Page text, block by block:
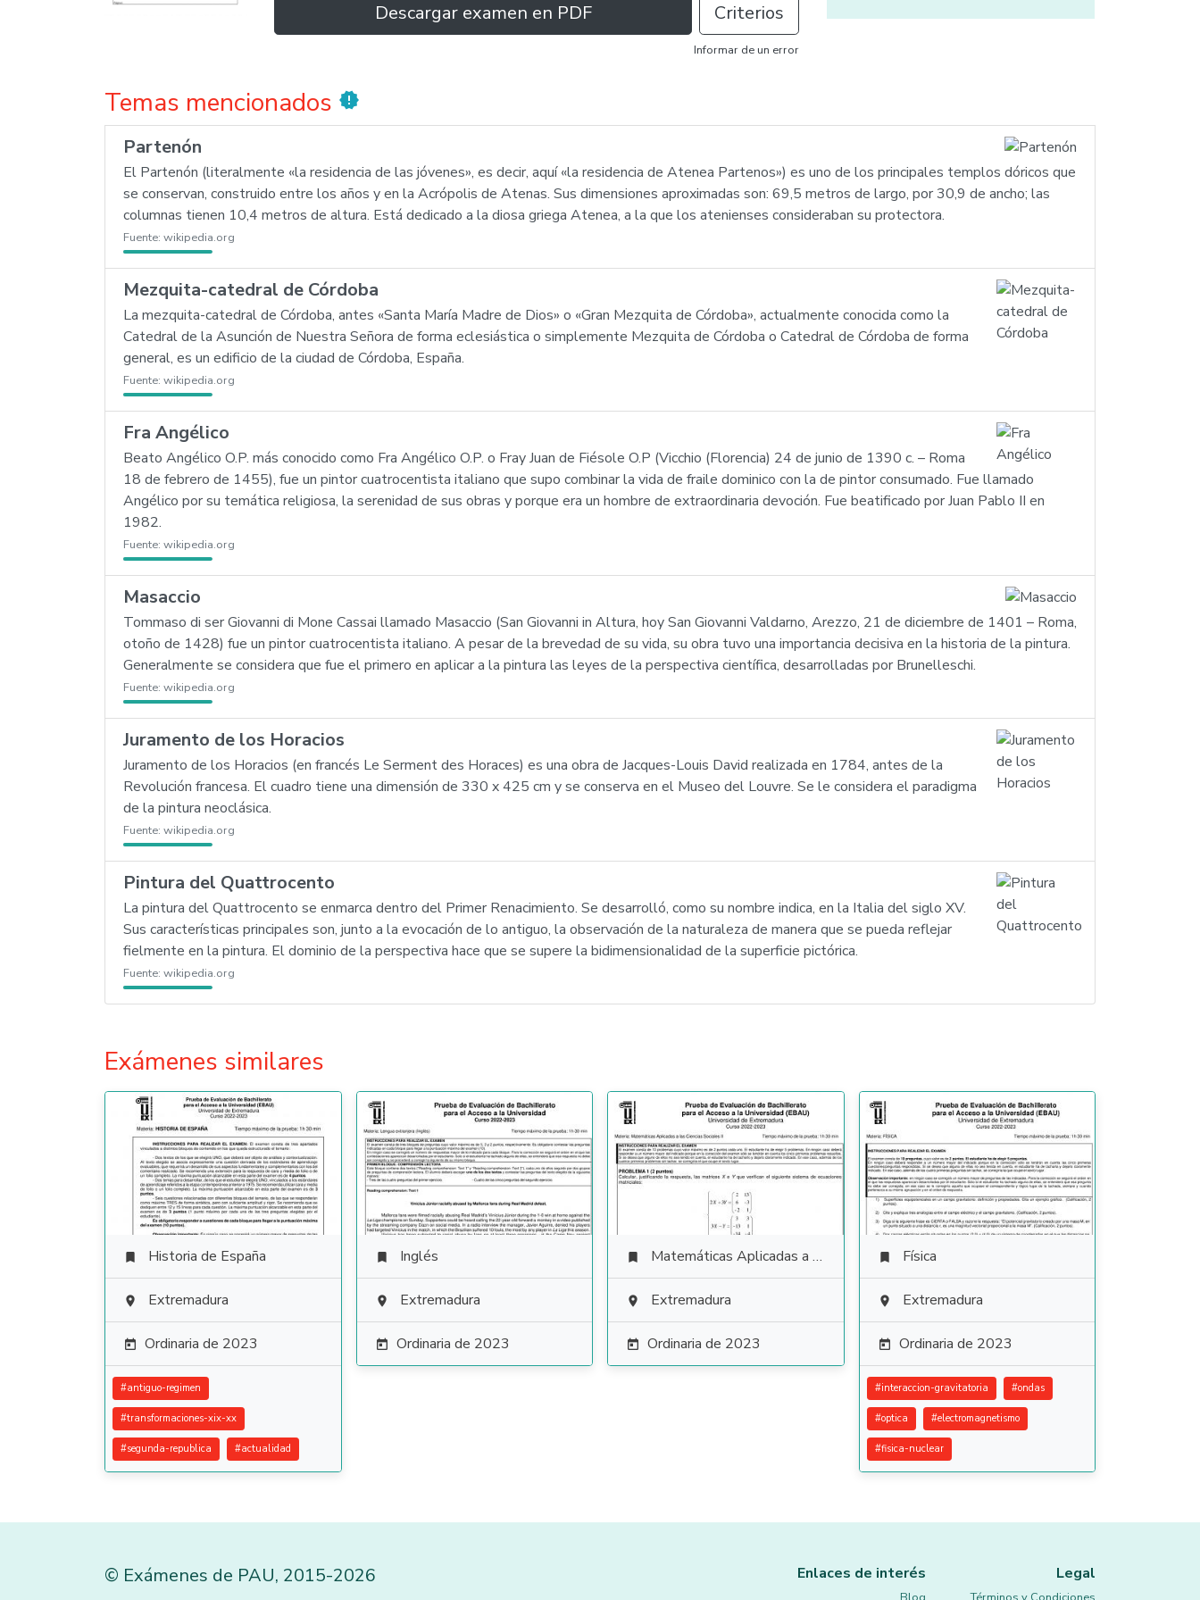
Descargar examen en PDF Criterios
Informar de un error
Temas mencionados new_releases
Partenón
El Partenón (literalmente «la residencia de las jóvenes», es decir, aquí «la residencia de Atenea Partenos») es uno de los principales templos dóricos que
se conservan, construido entre los años y en la Acrópolis de Atenas. Sus dimensiones aproximadas son: 69,5 metros de largo, por 30,9 de ancho; las
columnas tienen 10,4 metros de altura. Está dedicado a la diosa griega Atenea, a la que los atenienses consideraban su protectora.
Fuente: wikipedia.org
Mezquita-catedral de Córdoba
La mezquita-catedral de Córdoba, antes «Santa María Madre de Dios» o «Gran Mezquita de Córdoba», actualmente conocida como la
Catedral de la Asunción de Nuestra Señora de forma eclesiástica o simplemente Mezquita de Córdoba o Catedral de Córdoba de forma
general, es un edificio de la ciudad de Córdoba, España.
Fuente: wikipedia.org
Fra Angélico
Beato Angélico O.P. más conocido como Fra Angélico O.P. o Fray Juan de Fiésole O.P (Vicchio (Florencia) 24 de junio de 1390 c. – Roma
18 de febrero de 1455), fue un pintor cuatrocentista italiano que supo combinar la vida de fraile dominico con la de pintor consumado. Fue llamado
Angélico por su temática religiosa, la serenidad de sus obras y porque era un hombre de extraordinaria devoción. Fue beatificado por Juan Pablo II en
1982.
Fuente: wikipedia.org
Masaccio
Tommaso di ser Giovanni di Mone Cassai llamado Masaccio (San Giovanni in Altura, hoy San Giovanni Valdarno, Arezzo, 21 de diciembre de 1401 – Roma,
otoño de 1428) fue un pintor cuatrocentista italiano. A pesar de la brevedad de su vida, su obra tuvo una importancia decisiva en la historia de la pintura.
Generalmente se considera que fue el primero en aplicar a la pintura las leyes de la perspectiva científica, desarrolladas por Brunelleschi.
Fuente: wikipedia.org
Juramento de los Horacios
Juramento de los Horacios (en francés Le Serment des Horaces) es una obra de Jacques-Louis David realizada en 1784, antes de la
Revolución francesa. El cuadro tiene una dimensión de 330 x 425 cm y se conserva en el Museo del Louvre. Se le considera el paradigma
de la pintura neoclásica.
Fuente: wikipedia.org
Pintura del Quattrocento
La pintura del Quattrocento se enmarca dentro del Primer Renacimiento. Se desarrolló, como su nombre indica, en la Italia del siglo XV.
Sus características principales son, junto a la evocación de lo antiguo, la observación de la naturaleza de manera que se pueda reflejar
fielmente en la pintura. El dominio de la perspectiva hace que se supere la bidimensionalidad de la superficie pictórica.
Fuente: wikipedia.org
Exámenes similares
 Historia de España
 Extremadura
 Ordinaria de 2023
#antiguo-regimen
#transformaciones-xix-xx
#segunda-republica #actualidad
 Inglés
 Extremadura
 Ordinaria de 2023
 Matemáticas Aplicadas a las Ciencias Sociales
 Extremadura
 Ordinaria de 2023
 Física
 Extremadura
 Ordinaria de 2023
#interaccion-gravitatoria #ondas
#optica #electromagnetismo
#fisica-nuclear
© Exámenes de PAU, 2015-2026 Enlaces de interés Legal